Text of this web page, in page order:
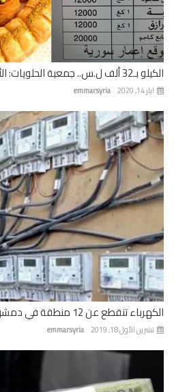
الحلويات: الأسعار أرخص من باقي...
emmarsyria
تنقطع عن 12 منطقة في دمشق غداً
emmarsyria الأول 18, 2019